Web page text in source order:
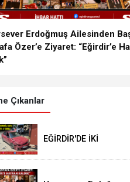
Erdoğmuş Ailesinden
Özer’e Ziyaret: “Eğirdir’e
Çıkanlar
EĞİRDİR'DE İKİ
KAFAYA ÇARPIŞTI: 4